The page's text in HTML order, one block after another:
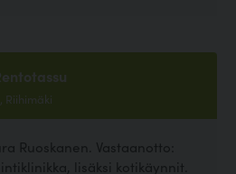
Riihimäki
Ruoskanen. Vastaanotto:
lisäksi kotikäynnit.